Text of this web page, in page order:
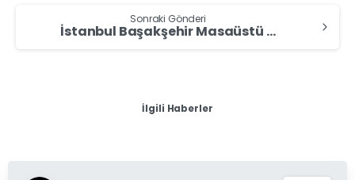
Sonraki Gönderi
İstanbul Başakşehir Masaüstü Bilgisayar Alan Yerler – Masaüstü Bilgisayar Sat
İlgili Haberler